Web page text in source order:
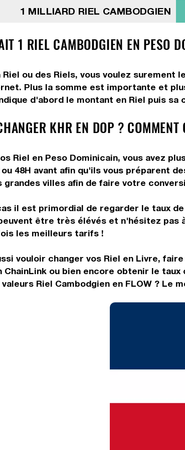
1 MILLIARD RIEL CAMBODGIEN
1 RIEL CAMBODGIEN EN PESO
Riel ou des Riels, vous voulez
Plus la somme est importante et
d'abord le montant en Riel puis
KHR EN DOP ?
Riel en Peso Dominicain, vous avez
48H avant afin qu'ils vous préparent
grandes villes afin de faire votre
il est primordial de regarder le taux
être très élévés et n'hésitez
les meilleurs tarifs !
vouloir changer vos Riel en Livre,
ChainLink ou bien encore obtenir le
Riel Cambodgien en FLOW ? Le